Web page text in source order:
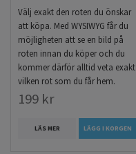
Välj exakt den roten du önskar
att köpa. Med WYSIWYG får du
möjligheten att se en bild på
roten innan du köper och du
kommer därför alltid veta exakt
vilken rot som du får hem.
199 kr
LÄS MER LÄGG I KORGEN